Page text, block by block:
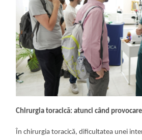
Chirurgia toracică: atunci când
În chirurgia toracică, dificultatea unei